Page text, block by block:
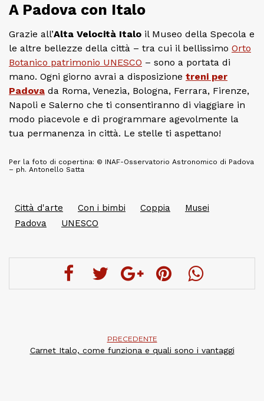
A Padova con Italo
Grazie all’Alta Velocità Italo il Museo della Specola e
le altre bellezze della città – tra cui il bellissimo Orto
Botanico patrimonio UNESCO – sono a portata di
mano. Ogni giorno avrai a disposizione treni per
Padova da Roma, Venezia, Bologna, Ferrara, Firenze,
Napoli e Salerno che ti consentiranno di viaggiare in
modo piacevole e di programmare agevolmente la
tua permanenza in città. Le stelle ti aspettano!
Per la foto di copertina: © INAF-Osservatorio Astronomico di Padova
– ph. Antonello Satta
Città d'arte Con i bimbi Coppia
Musei
Padova
UNESCO
PRECEDENTE
Carnet Italo, come funziona e quali sono i vantaggi